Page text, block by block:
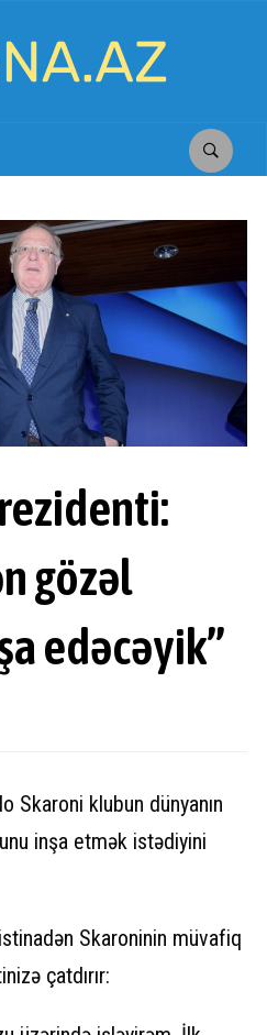
gözəl
edəcəyik”
Skaroni klubun dünyanın
inşa etmək istədiyini
Skaroninin müvafiq
çatdırır: